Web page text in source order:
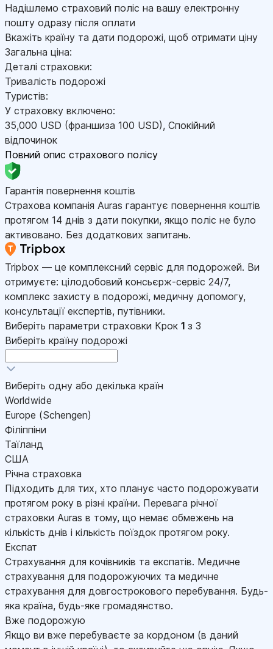
Надішлемо страховий поліс на вашу електронну
пошту одразу після оплати
Вкажіть країну та дати подорожі, щоб отримати ціну
Загальна ціна:
Деталі страховки:
Тривалість подорожі
Туристів:
У страховку включено:
35,000 USD (франшиза 100 USD), Спокійний
відпочинок
Повний опис страхового полісу
Гарантія повернення коштів
Страхова компанія Auras гарантує повернення коштів
протягом 14 днів з дати покупки, якщо поліс не було
активовано. Без додаткових запитань.
Tripbox — це комплексний сервіс для подорожей. Ви
отримуєте: цілодобовий консьєрж-сервіс 24/7,
комплекс захисту в подорожі, медичну допомогу,
консультації експертів, путівники.
Виберіть параметри страховки Крок 1 з 3
Виберіть країну подорожі
Виберіть одну або декілька країн
Worldwide
Europe (Schengen)
Філіппіни
Таїланд
США
Річна страховка
Підходить для тих, хто планує часто подорожувати
протягом року в різні країни. Перевага річної
страховки Auras в тому, що немає обмежень на
кількість днів і кількість поїздок протягом року.
Експат
Страхування для кочівників та експатів. Медичне
страхування для подорожуючих та медичне
страхування для довгострокового перебування. Будь-
яка країна, будь-яке громадянство.
Вже подорожую
Якщо ви вже перебуваєте за кордоном (в даний